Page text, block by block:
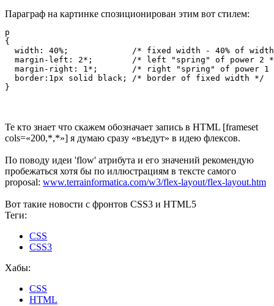
Параграф на картинке спозиционирован этим вот стилем:
p
{
width: 40%;             /* fixed width - 40% of
margin-left: 2*;        /* left "spring" of power 2
margin-right: 1*;       /* right "spring" of power 1
  border:1px solid black; /* border of fixed width */
}
Те кто знает что скажем обозначает запись в HTML [frameset
cols=«200,*,*»] я думаю сразу «въедут» в идею флексов.
По поводу идеи 'flow' атрибута и его значений рекомендую
пробежаться хотя бы по иллюстрациям в тексте самого
proposal: www.terrainformatica.com/w3/flex-layout/flex-layout.htm
Вот такие новости с фронтов CSS3 и HTML5
Теги:
CSS
CSS3
Хабы:
CSS
HTML